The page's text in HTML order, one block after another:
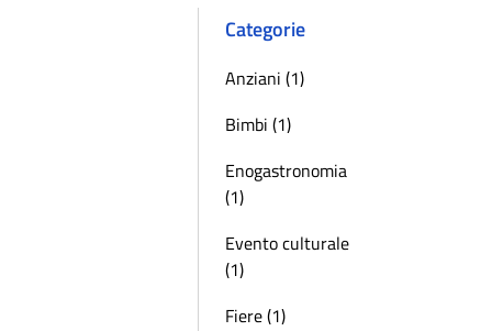
Categorie
Anziani (1)
Bimbi (1)
Enogastronomia
(1)
Evento culturale
(1)
Fiere (1)